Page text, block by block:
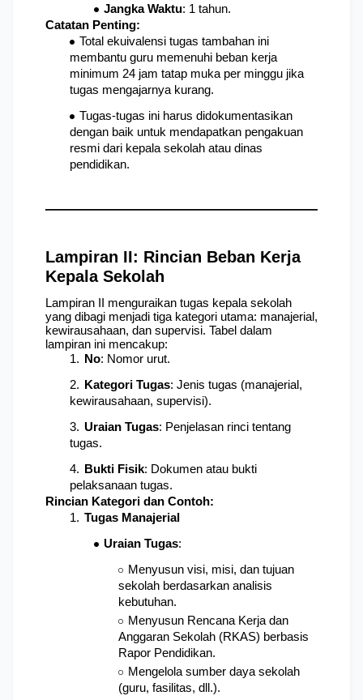
Jangka Waktu: 1 tahun.
Catatan Penting:
Total ekuivalensi tugas tambahan ini
membantu guru memenuhi beban kerja
minimum 24 jam tatap muka per minggu jika
tugas mengajarnya kurang.
Tugas-tugas ini harus didokumentasikan
dengan baik untuk mendapatkan pengakuan
resmi dari kepala sekolah atau dinas
pendidikan.
Lampiran II: Rincian Beban Kerja
Kepala Sekolah
Lampiran II menguraikan tugas kepala sekolah
yang dibagi menjadi tiga kategori utama: manajerial,
kewirausahaan, dan supervisi. Tabel dalam
lampiran ini mencakup:
No: Nomor urut.
Kategori Tugas: Jenis tugas (manajerial,
kewirausahaan, supervisi).
Uraian Tugas: Penjelasan rinci tentang
tugas.
Bukti Fisik: Dokumen atau bukti
pelaksanaan tugas.
Rincian Kategori dan Contoh:
Tugas Manajerial
Uraian Tugas:
Menyusun visi, misi, dan tujuan
sekolah berdasarkan analisis
kebutuhan.
Menyusun Rencana Kerja dan
Anggaran Sekolah (RKAS) berbasis
Rapor Pendidikan.
Mengelola sumber daya sekolah
(guru, fasilitas, dll.).